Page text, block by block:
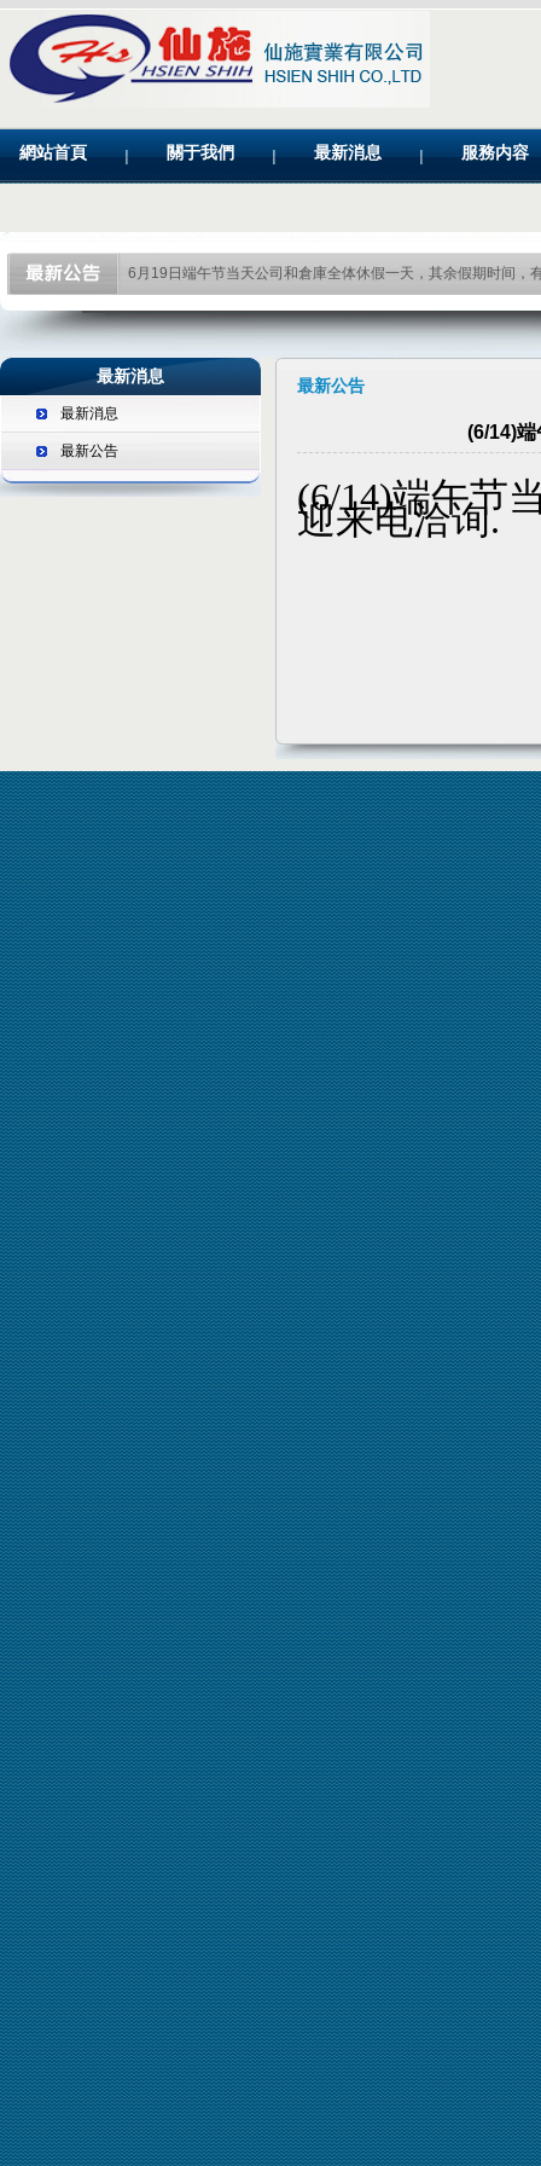
網站首頁 關于我們 最新消息 服務内容
6月19日端午节当天公司和倉庫全体休假一天，其余假期时间，
最新消息
最新消息
最新公告
最新公告
(6/14)
(6/14)端午节
迎来电洽询.